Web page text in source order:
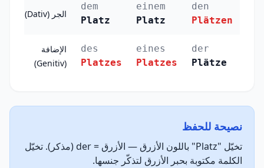
الجر (Dativ)
dem
Platz
einem
Platz
den
Plätzen
الإضافة
(Genitiv)
des
Platzes
eines
Platzes
der
Plätze
نصيحة للحفظ
تخيّل "Platz" باللون الأزرق — الأزرق = der (مذكر). تخيّل
الكلمة مكتوبة بحبر الأزرق لتذكّر جنسها.